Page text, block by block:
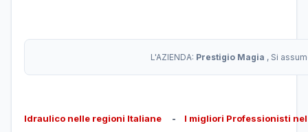
L'AZIENDA: Prestigio Magia , Si
Idraulico nelle regioni Italiane - I migliori Professionisti